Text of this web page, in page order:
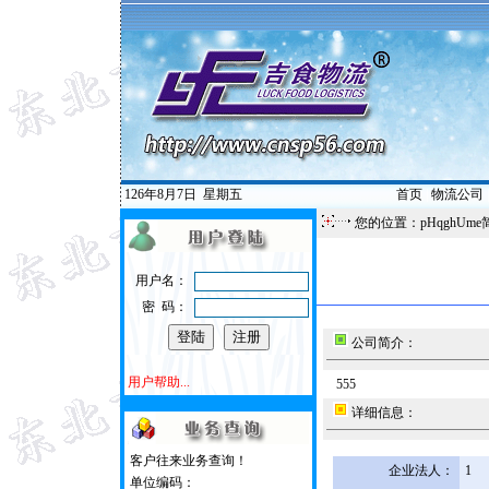
126年8月7日 星期五 首页| 物流公司
用户名：
密 码：
用户帮助...
客户往来业务查询！
单位编码：
您的位置：pHqghUme
公司简介：
555
详细信息：
企业法人： 1